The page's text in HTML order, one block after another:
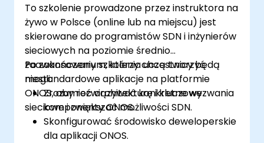
To szkolenie prowadzone przez instruktora na
żywo w Polsce (online lub na miejscu) jest
skierowane do programistów SDN i inżynierów
sieciowych na poziomie średnio
zaawansowanym, którzy chcą tworzyć
niestandardowe aplikacje na platformie
ONOS, aby rozwiązywać konkretne wyzwania
sieciowe i zwiększać możliwości SDN.
Po zakończeniu szkolenia uczestnicy będą
mogli:
Zrozumieć architekturę i kluczowe
komponenty ONOS.
Skonfigurować środowisko deweloperskie
dla aplikacji ONOS.